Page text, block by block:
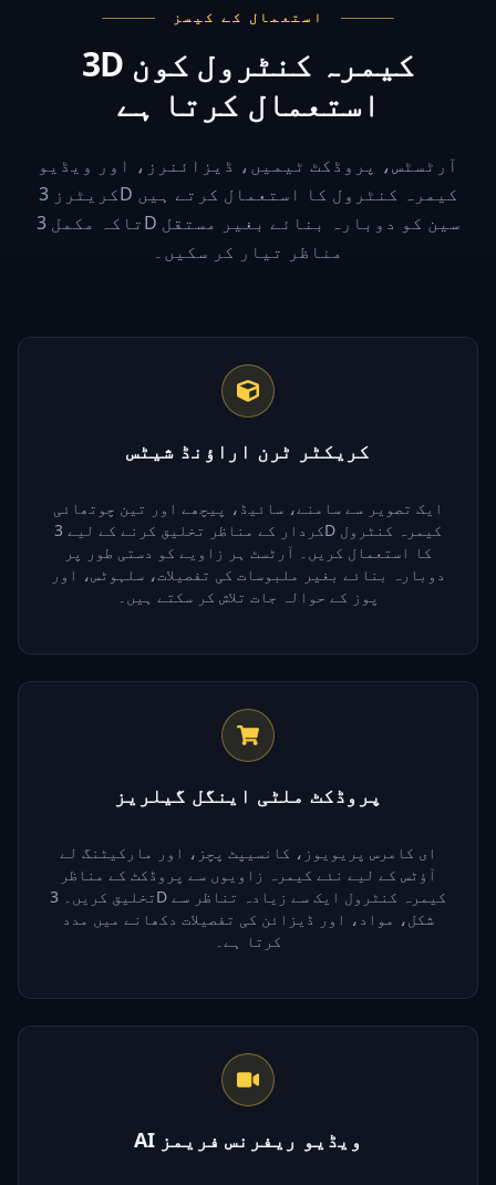
استعمال کے کیسز
3D کیمرہ کنٹرول کون
استعمال کرتا ہے
آرٹسٹس، پروڈکٹ ٹیمیں، ڈیزائنرز، اور ویڈیو
کریٹرز 3D کیمرہ کنٹرول کا استعمال کرتے ہیں
تاکہ مکمل 3D سین کو دوبارہ بنائے بغیر مستقل
مناظر تیار کر سکیں۔
کریکٹر ٹرن اراؤنڈ شیٹس
ایک تصویر سے سامنے، سائیڈ، پیچھے اور تین چوتھائی
کردار کے مناظر تخلیق کرنے کے لیے 3D کیمرہ کنٹرول
کا استعمال کریں۔ آرٹسٹ ہر زاویے کو دستی طور پر
دوبارہ بنائے بغیر ملبوسات کی تفصیلات، سلہوٹس، اور
پوز کے حوالہ جات تلاش کر سکتے ہیں۔
پروڈکٹ ملٹی اینگل گیلریز
ای کامرس پریویوز، کانسیپٹ پچز، اور مارکیٹنگ لے
آؤٹس کے لیے نئے کیمرہ زاویوں سے پروڈکٹ کے مناظر
تخلیق کریں۔ 3D کیمرہ کنٹرول ایک سے زیادہ تناظر سے
شکل، مواد، اور ڈیزائن کی تفصیلات دکھانے میں مدد
کرتا ہے۔
AI ویڈیو ریفرنس فریمز